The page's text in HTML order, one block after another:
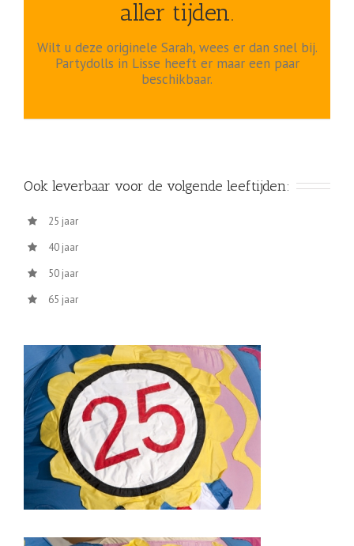
aller tijden.
Wilt u deze originele Sarah, wees er dan snel bij.
Partydolls in Lisse heeft er maar een paar
beschikbaar.
Ook leverbaar voor de volgende leeftijden:
25 jaar
40 jaar
50 jaar
65 jaar